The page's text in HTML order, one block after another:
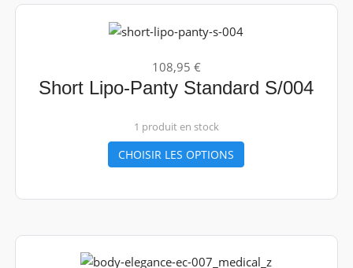
108,95 €
Short Lipo-Panty Standard S/004
1 produit en stock
CHOISIR LES OPTIONS